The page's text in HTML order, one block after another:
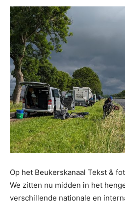
Op het Beukerskanaal Tekst &
We zitten nu midden in het
verschillende nationale en